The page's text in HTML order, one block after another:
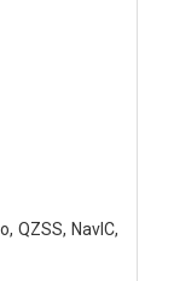
QZSS, NavIC,